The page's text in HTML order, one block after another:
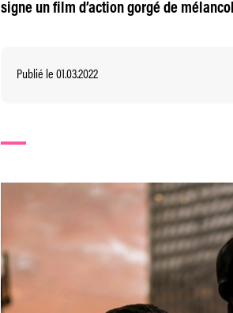
signe un film d’action gorgé de
Publié le 01.03.2022